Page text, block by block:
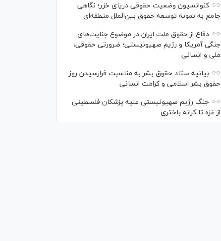
کنوانسیون وضعیت حقوقی دریای خزر؛ نگاهی
جامع به نمونه توسعه حقوق بین‌الملل منطقه‌ای
دفاع از حقوق ملت ایران در موضوع جنایت‌های
جنگی آمریکا و رژیم صهیونیستی؛ ضرورتی حقوقی،
ملی و انسانی
بیانیه ستاد حقوق بشر به مناسبت فرارسیدن روز
حقوق بشر اسلامی و کرامت انسانی
جنگ رژیم صهیونیستی علیه پزشکان فلسطینی
از غزه تا کرانه باختری